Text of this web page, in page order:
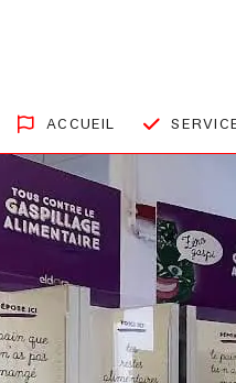
ACCUEIL